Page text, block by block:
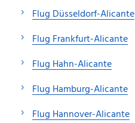
Flug Düsseldorf-Alicante
Flug Frankfurt-Alicante
Flug Hahn-Alicante
Flug Hamburg-Alicante
Flug Hannover-Alicante